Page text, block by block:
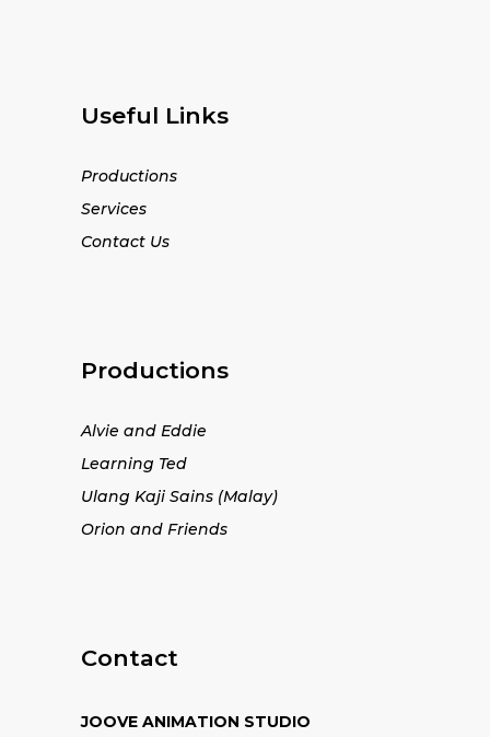
Useful Links
Productions
Services
Contact Us
Productions
Alvie and Eddie
Learning Ted
Ulang Kaji Sains (Malay)
Orion and Friends
Contact
JOOVE ANIMATION STUDIO